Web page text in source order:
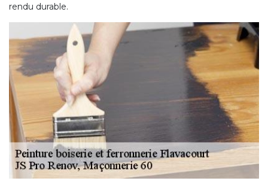
rendu durable.